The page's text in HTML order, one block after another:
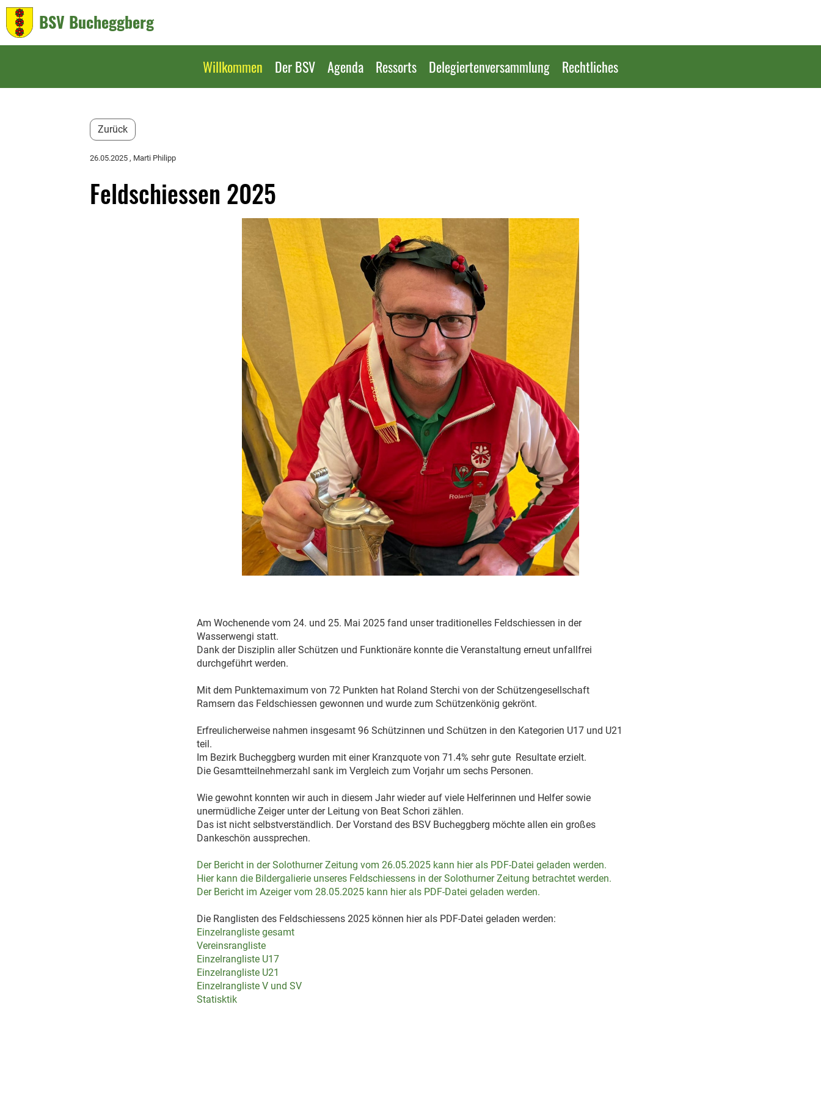
BSV Bucheggberg
Willkommen Der BSV Agenda Ressorts Delegiertenversammlung Rechtliches
Zurück
26.05.2025 , Marti Philipp
Feldschiessen 2025
Am Wochenende vom 24. und 25. Mai 2025 fand unser traditionelles Feldschiessen in der
Wasserwengi statt.
Dank der Disziplin aller Schützen und Funktionäre konnte die Veranstaltung erneut unfallfrei
durchgeführt werden.
Mit dem Punktemaximum von 72 Punkten hat Roland Sterchi von der Schützengesellschaft
Ramsern das Feldschiessen gewonnen und wurde zum Schützenkönig gekrönt.
Erfreulicherweise nahmen insgesamt 96 Schützinnen und Schützen in den Kategorien U17 und U21
teil.
Im Bezirk Bucheggberg wurden mit einer Kranzquote von 71.4% sehr gute Resultate erzielt.
Die Gesamtteilnehmerzahl sank im Vergleich zum Vorjahr um sechs Personen.
Wie gewohnt konnten wir auch in diesem Jahr wieder auf viele Helferinnen und Helfer sowie
unermüdliche Zeiger unter der Leitung von Beat Schori zählen.
Das ist nicht selbstverständlich. Der Vorstand des BSV Bucheggberg möchte allen ein großes
Dankeschön aussprechen.
Der Bericht in der Solothurner Zeitung vom 26.05.2025 kann hier als PDF-Datei geladen werden.
Hier kann die Bildergalierie unseres Feldschiessens in der Solothurner Zeitung betrachtet werden.
Der Bericht im Azeiger vom 28.05.2025 kann hier als PDF-Datei geladen werden.
Die Ranglisten des Feldschiessens 2025 können hier als PDF-Datei geladen werden:
Einzelrangliste gesamt
Vereinsrangliste
Einzelrangliste U17
Einzelrangliste U21
Einzelrangliste V und SV
Statisktik